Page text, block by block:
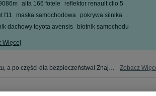
alfa 166 fotele
reflektor renault clio 5
f11
maska samochodowa
pokrywa silnika
dachowy toyota avensis
błotnik samochodu
Więcej
Po części dla komfortu, a po części dla bezpieczeństwa! Znajdź coś dla swojego auta w kategorii Osobowe na OLX - Kraków i okolice! Zobacz